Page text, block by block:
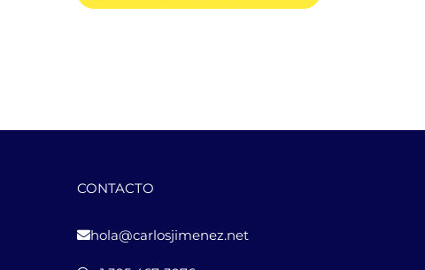
CONTACTO
hola@carlosjimenez.net